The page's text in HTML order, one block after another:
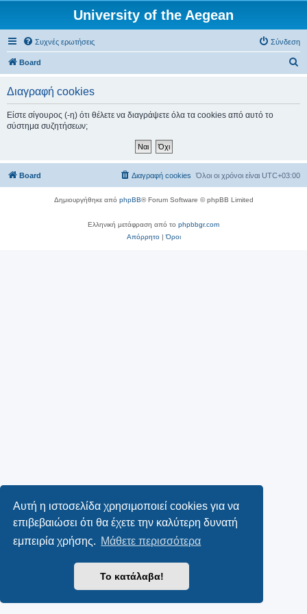
Αυτή η ιστοσελίδα χρησιμοποιεί cookies για να
επιβεβαιώσει ότι θα έχετε την καλύτερη δυνατή
εμπειρία χρήσης. Μάθετε περισσότερα
Το κατάλαβα!
University of the Aegean
Συχνές ερωτήσεις Σύνδεση
Board
σ
Διαγραφή cookies
Είστε σίγουρος (-η) ότι θέλετε να διαγράψετε όλα τα cookies από αυτό το
σύστημα συζητήσεων;
Board Όλοι οι χρόνοι είναι UTC+03:00
Διαγραφή cookies
Δημιουργήθηκε από phpBB® Forum Software © phpBB Limited
Ελληνική μετάφραση από το phpbbgr.com
Απόρρητο|Όροι